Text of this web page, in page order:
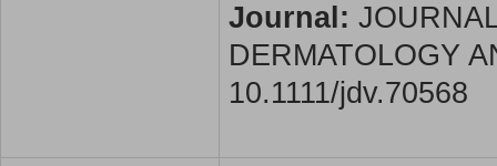
Journal:
DERMATOLOGY
10.1111/jdv.70568